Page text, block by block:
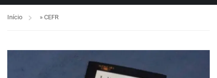
Início » CEFR